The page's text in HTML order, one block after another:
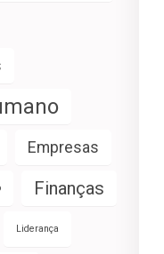
Empresas
Finanças
Liderança